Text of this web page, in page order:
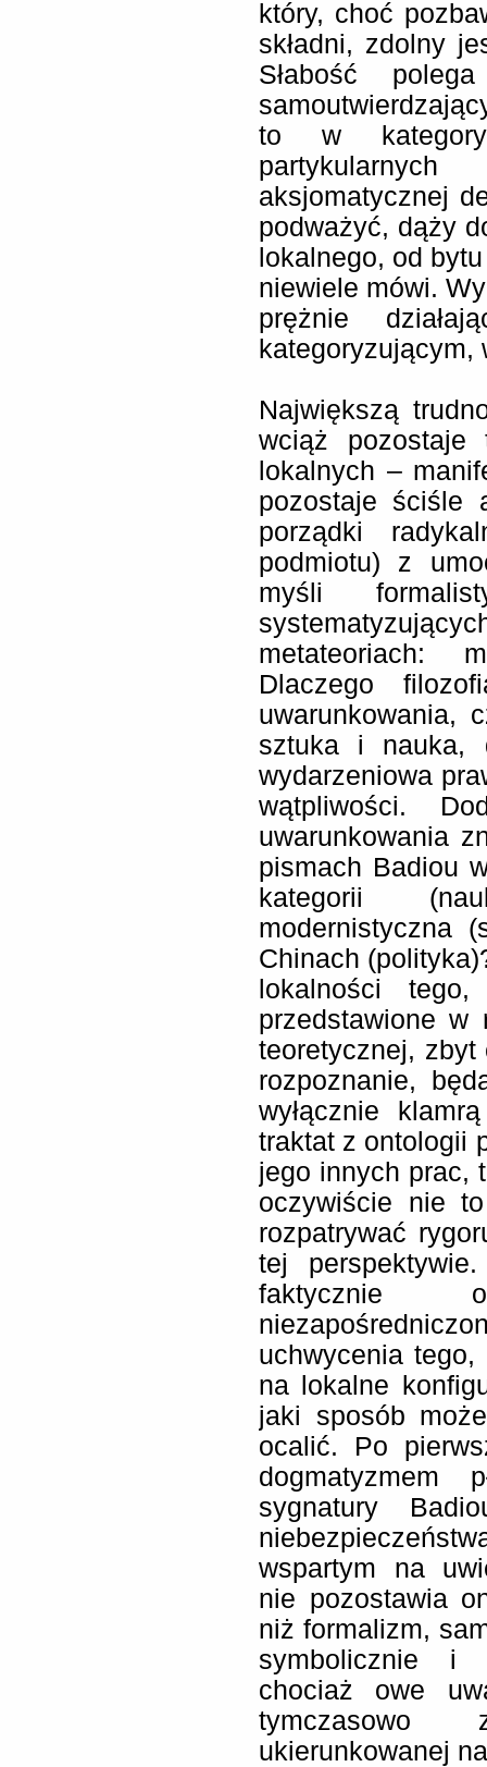
który, choć
składni, zdolny
Słabość
to w
aksjomatycznej
podważyć, dąży
lokalnego, od
niewiele mówi.
prężnie
kategoryzującym,
Największą
wciąż
lokalnych –
pozostaje ściśle
porządki
podmiotu) z
myśli
metateoriach:
Dlaczego
uwarunkowania,
sztuka i nauka,
wydarzeniowa
wątpliwości.
uwarunkowania
pismach Badiou
kategorii
modernistyczna
Chinach
lokalności
przedstawione w
teoretycznej,
rozpoznanie,
wyłącznie
traktat z ontologii
jego innych prac,
oczywiście nie
rozpatrywać
tej
faktycznie
uchwycenia
na lokalne
jaki sposób
ocalić. Po
dogmatyzmem
sygnatury
wspartym na
nie pozostawia
niż formalizm,
symbolicznie i
chociaż owe
tymczasowo
ukierunkowanej